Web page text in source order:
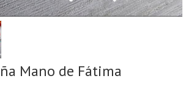
Mano de Fátima